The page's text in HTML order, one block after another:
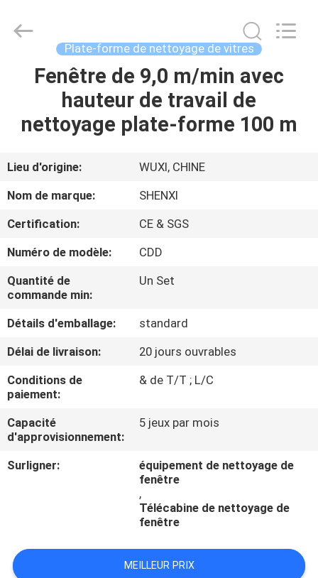
MAISON
PRODUITS
AU
SUJET
DE
VISITE
CONTRÔLE
DE
QUALITÉ
CONTACTEZ-
NOUS
CITATION
suspendue
Fournisseur.
suspendedworkingplatform.com.
Plate-forme de nettoyage de vitres
Fenêtre de 9,0 m/min avec
hauteur de travail de
nettoyage plate-forme 100 m
Lieu d'origine:
WUXI, CHINE
Nom de marque:
SHENXI
Certification:
CE & SGS
Numéro de modèle:
CDD
Quantité de
commande min:
Un Set
Détails d'emballage:
standard
Délai de livraison:
20 jours ouvrables
Conditions de
paiement:
& de T/T ; L/C
Capacité
d'approvisionnement:
5 jeux par mois
Surligner:
équipement de nettoyage de
fenêtre
,
Télécabine de nettoyage de
fenêtre
MEILLEUR PRIX